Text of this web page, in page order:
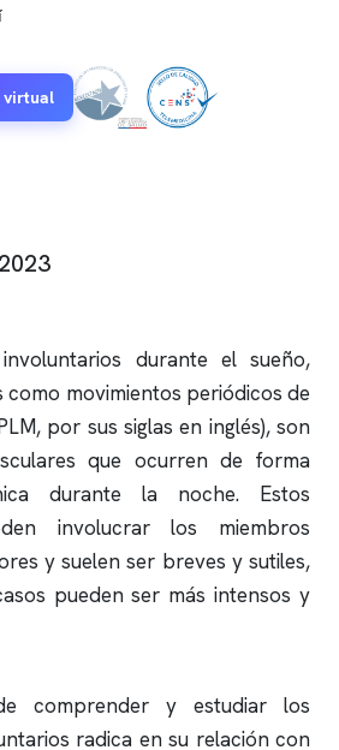
durante el sueño,
movimientos periódicos de
por sus siglas en inglés), son
que ocurren de forma
durante la noche. Estos
involucrar los miembros
y suelen ser breves y sutiles,
pueden ser más intensos y
comprender y estudiar los
radica en su relación con